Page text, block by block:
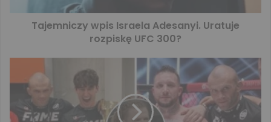
Tajemniczy wpis Israela Adesanyi. Uratuje
rozpiskę UFC 300?